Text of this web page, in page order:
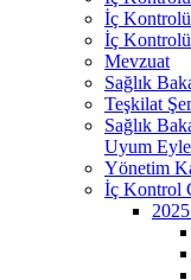
İç
İç
Mevzuat
Sağlık
Teşkilat
Sağlık
Uyum
Yönetim
İç Kontrol
2025